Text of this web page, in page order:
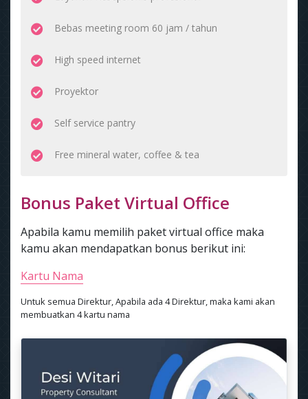
Bebas meeting room 60 jam / tahun
High speed internet
Proyektor
Self service pantry
Free mineral water, coffee & tea
Bonus Paket Virtual Office
Apabila kamu memilih paket virtual office maka
kamu akan mendapatkan bonus berikut ini:
Kartu Nama
Untuk semua Direktur, Apabila ada 4 Direktur, maka kami akan
membuatkan 4 kartu nama